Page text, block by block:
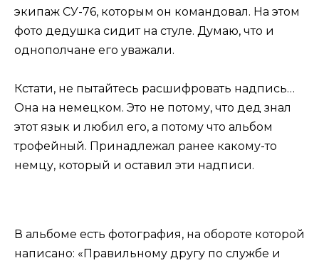
экипаж СУ-76, которым он командовал. На этом
фото дедушка сидит на стуле. Думаю, что и
однополчане его уважали.
Кстати, не пытайтесь расшифровать надпись…
Она на немецком. Это не потому, что дед знал
этот язык и любил его, а потому что альбом
трофейный. Принадлежал ранее какому-то
немцу, который и оставил эти надписи.
В альбоме есть фотография, на обороте которой
написано: «Правильному другу по службе и